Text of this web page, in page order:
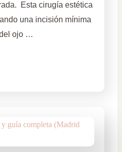
Esta cirugía estética
una incisión mínima
ojo …